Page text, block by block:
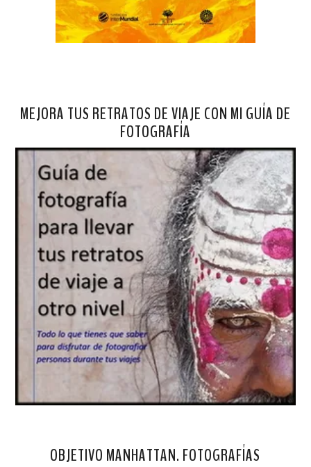
MEJORA TUS RETRATOS DE VIAJE CON MI GUÍA DE
FOTOGRAFÍA
OBJETIVO MANHATTAN. FOTOGRAFÍAS